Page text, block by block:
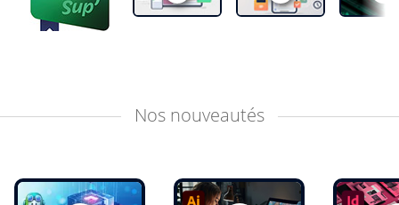
Nos nouveautés